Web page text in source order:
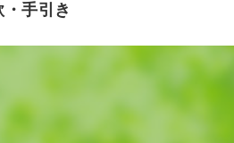
手引き